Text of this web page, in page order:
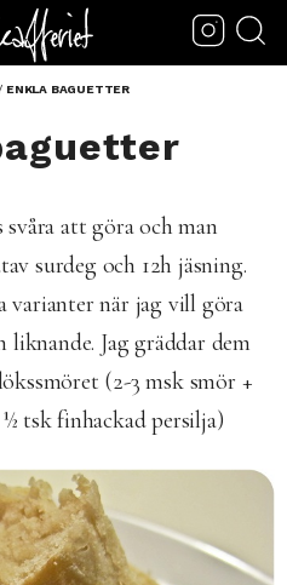
ENKLA BAGUETTER
svåra att göra och man
surdeg och 12h jäsning.
varianter när jag vill göra
Jag gräddar dem
(2-3 msk smör +
tsk finhackad persilja)